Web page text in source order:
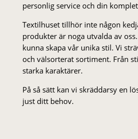
personlig service och din
Textilhuset tillhör inte någon
produkter är noga utvalda av
kunna skapa vår unika stil. Vi
och välsorterat sor­ti­ment. Från
starka karaktärer.
På så sätt kan vi skräddarsy en
just ditt behov.